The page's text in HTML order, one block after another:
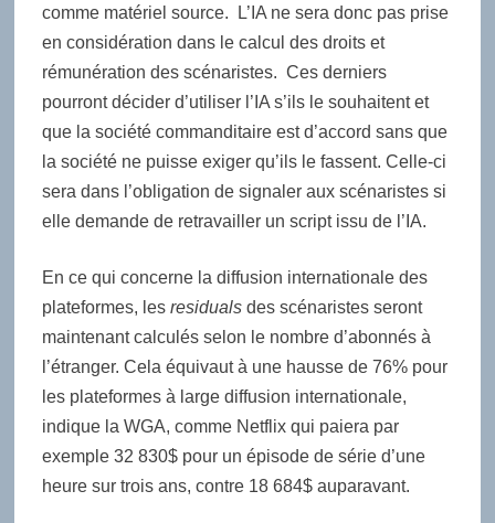
comme matériel source. L’IA ne sera donc pas prise
en considération dans le calcul des droits et
rémunération des scénaristes. Ces derniers
pourront décider d’utiliser l’IA s’ils le souhaitent et
que la société commanditaire est d’accord sans que
la société ne puisse exiger qu’ils le fassent. Celle-ci
sera dans l’obligation de signaler aux scénaristes si
elle demande de retravailler un script issu de l’IA.
En ce qui concerne la diffusion internationale des
plateformes, les residualsdes scénaristes seront
maintenant calculés selon le nombre d’abonnés à
l’étranger. Cela équivaut à une hausse de 76% pour
les plateformes à large diffusion internationale,
indique la WGA, comme Netflix qui paiera par
exemple 32 830$ pour un épisode de série d’une
heure sur trois ans, contre 18 684$ auparavant.